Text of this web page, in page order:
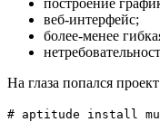
веб-интерфейс;
более-менее
На глаза попался проект
# aptitude install